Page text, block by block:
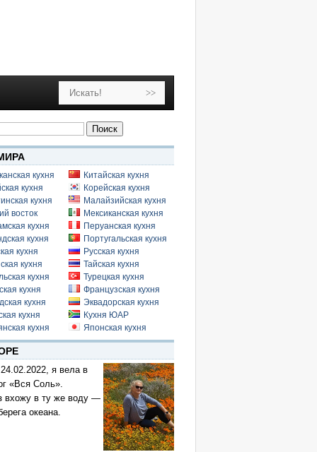
кухня
кухня
кухня
восток
кухня
кухня
кухня
кухня
кухня
кухня
кухня
кухня
кухня
Китайская кухня
Корейская кухня
Малайзийская кухня
Мексиканская кухня
Перуанская кухня
Португальская кухня
Русская кухня
Тайская кухня
Турецкая кухня
Французская кухня
Эквадорская кухня
Кухня ЮАР
Японская кухня
я вела в
«Вся Соль».
вхожу в ту же воду —
океана.